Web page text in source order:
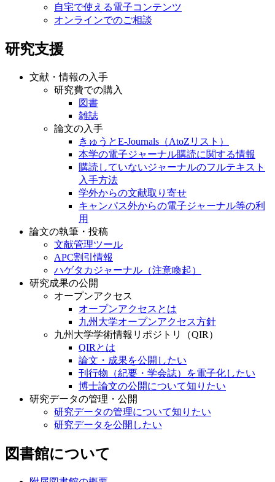
自宅で使える電子コンテンツ
オンラインでのご相談
研究支援
文献・情報の入手
研究費での購入
図書
雑誌
論文の入手
きゅうとE-Journals（AtoZリスト）
本学の電子ジャーナル購読に関する情報
購読していないジャーナルのフルテキスト
入手方法
学外からの文献取り寄せ
キャンパス外からの電子ジャーナル等の利
用
論文の執筆・投稿
文献管理ツール
APC割引情報
ハゲタカジャーナル（注意喚起）
研究成果の公開
オープンアクセス
オープンアクセスとは
九州大学オープンアクセス方針
九州大学学術情報リポジトリ（QIR）
QIRとは
論文・成果を公開したい
刊行物（紀要・学会誌）を電子化したい
博士論文の公開について知りたい
研究データの管理・公開
研究データの管理について知りたい
研究データを公開したい
図書館について